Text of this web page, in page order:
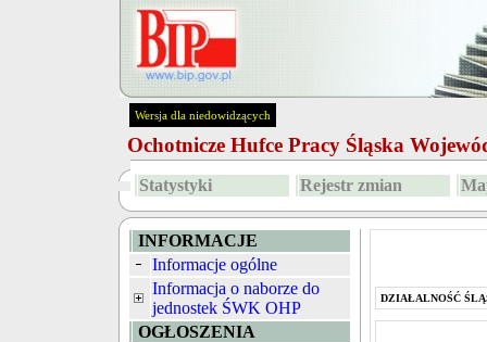
Wersja dla niedowidzących
Ochotnicze Hufce Pracy Śląska
Statystyki Rejestr zmian
INFORMACJE
Informacje ogólne
Informacja o naborze do
jednostek ŚWK OHP
OGŁOSZENIA
DZIAŁALNOŚĆ